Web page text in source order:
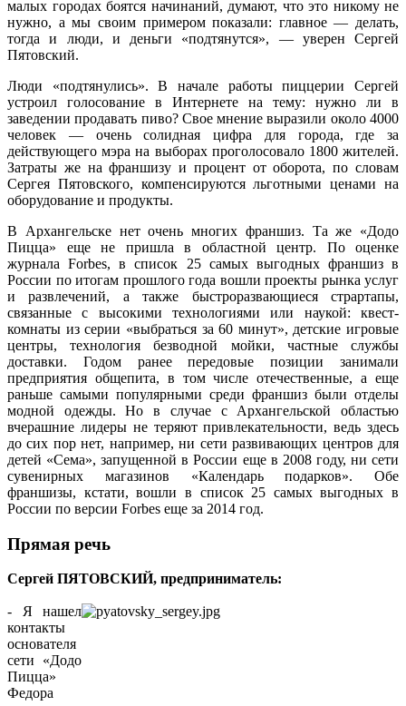
малых городах боятся начинаний, думают, что это никому не
нужно, а мы своим примером показали: главное — делать,
тогда и люди, и деньги «подтянутся», — уверен Сергей
Пятовский.
Люди «подтянулись». В начале работы пиццерии Сергей
устроил голосование в Интернете на тему: нужно ли в
заведении продавать пиво? Свое мнение выразили около 4000
человек — очень солидная цифра для города, где за
действующего мэра на выборах проголосовало 1800 жителей.
Затраты же на франшизу и процент от оборота, по словам
Сергея Пятовского, компенсируются льготными ценами на
оборудование и продукты.
В Архангельске нет очень многих франшиз. Та же «Додо
Пицца» еще не пришла в областной центр. По оценке
журнала Forbes, в список 25 самых выгодных франшиз в
России по итогам прошлого года вошли проекты рынка услуг
и развлечений, а также быстроразвающиеся страртапы,
связанные с высокими технологиями или наукой: квест-
комнаты из серии «выбраться за 60 минут», детские игровые
центры, технология безводной мойки, частные службы
доставки. Годом ранее передовые позиции занимали
предприятия общепита, в том числе отечественные, а еще
раньше самыми популярными среди франшиз были отделы
модной одежды. Но в случае с Архангельской областью
вчерашние лидеры не теряют привлекательности, ведь здесь
до сих пор нет, например, ни сети развивающих центров для
детей «Сема», запущенной в России еще в 2008 году, ни сети
сувенирных магазинов «Календарь подарков». Обе
франшизы, кстати, вошли в список 25 самых выгодных в
России по версии Forbes еще за 2014 год.
Прямая речь
Сергей ПЯТОВСКИЙ, предприниматель:
- Я нашел
контакты
основателя
сети «Додо
Пицца»
Федора